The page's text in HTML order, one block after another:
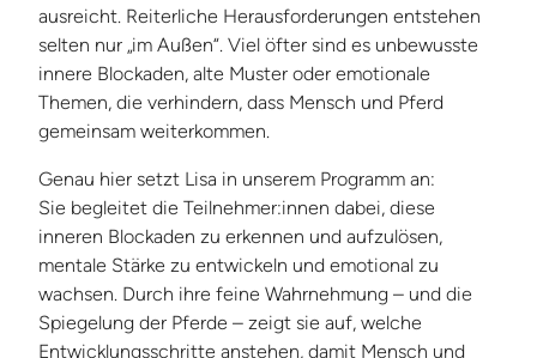
ausreicht. Reiterliche Herausforderungen entstehen
selten nur „im Außen“. Viel öfter sind es unbewusste
innere Blockaden, alte Muster oder emotionale
Themen, die verhindern, dass Mensch und Pferd
gemeinsam weiterkommen.
Genau hier setzt Lisa in unserem Programm an:
Sie begleitet die Teilnehmer:innen dabei, diese
inneren Blockaden zu erkennen und aufzulösen,
mentale Stärke zu entwickeln und emotional zu
wachsen. Durch ihre feine Wahrnehmung – und die
Spiegelung der Pferde – zeigt sie auf, welche
Entwicklungsschritte anstehen, damit Mensch und